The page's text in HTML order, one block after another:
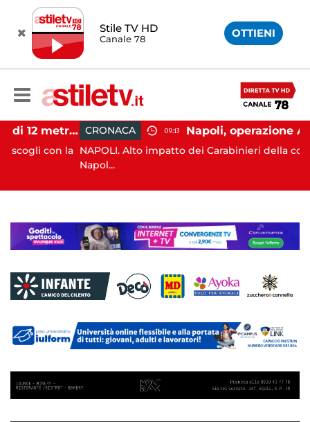
Stile TV HD
Canale 78 OTTIENI
Castellabate, barca di 12 metri resta incastrata sugli scogli: salvate 9 persone
con la
CRONACA 09:13
NAPOLI. Alto impatto dei Carabinieri della